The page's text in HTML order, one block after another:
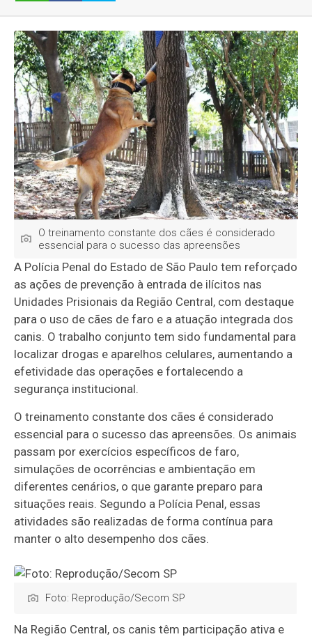
O treinamento constante dos cães é considerado
essencial para o sucesso das apreensões
A Polícia Penal do Estado de São Paulo tem reforçado
as ações de prevenção à entrada de ilícitos nas
Unidades Prisionais da Região Central, com destaque
para o uso de cães de faro e a atuação integrada dos
canis. O trabalho conjunto tem sido fundamental para
localizar drogas e aparelhos celulares, aumentando a
efetividade das operações e fortalecendo a
segurança institucional.
O treinamento constante dos cães é considerado
essencial para o sucesso das apreensões. Os animais
passam por exercícios específicos de faro,
simulações de ocorrências e ambientação em
diferentes cenários, o que garante preparo para
situações reais. Segundo a Polícia Penal, essas
atividades são realizadas de forma contínua para
manter o alto desempenho dos cães.
Foto: Reprodução/Secom SP
Na Região Central, os canis têm participação ativa e